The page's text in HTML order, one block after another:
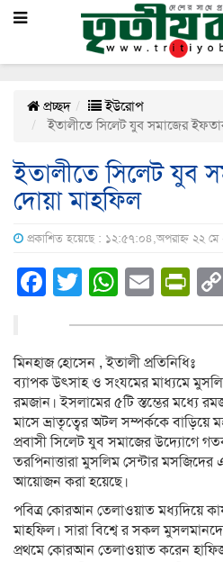
প্রচ্ছদ
ইউরোপ
ইতালীতে সিলেট যুব সমাজের
ইতালীতে সিলেট যুব
দোয়া মাহফিল
প্রকাশিত হয়েছে : ১২:৫৭:০৪,অপরাহ্ন ২২
Facebook
Twitter
মিনহাজ হোসেন , ইতালী প্রতিনিধিঃ
ব্যাপক উৎসাহ ও সংযমের মাধ্যমে
রমজান। ইসলামের ৫টি স্তম্ভের মধ্যে
মাসে ভ্রাতৃত্বের অটল সম্পর্ককে বাড়িয়ে
প্রবাসী সিলেট যুব সমাজের উদ্যোগে
তরপিনাত্তারা মুসলিম সেন্টার
আয়োজন করা হয়েছে।
পবিত্র কোরআন তেলাওয়াত মধ্যদিয়ে
মাহফিল। সারা বিশ্বে র সকল
প্রথমে কোরআন তেলাওয়াত করেন